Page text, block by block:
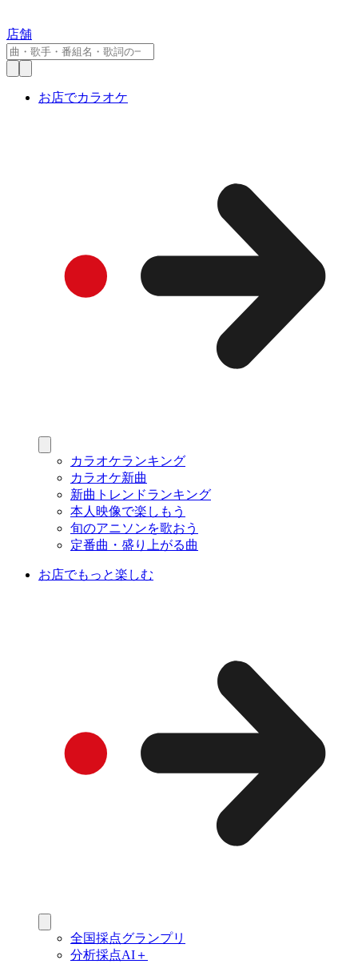
店舗
お店でカラオケ
カラオケランキング
カラオケ新曲
新曲トレンドランキング
本人映像で楽しもう
旬のアニソンを歌おう
定番曲・盛り上がる曲
お店でもっと楽しむ
全国採点グランプリ
分析採点AI＋